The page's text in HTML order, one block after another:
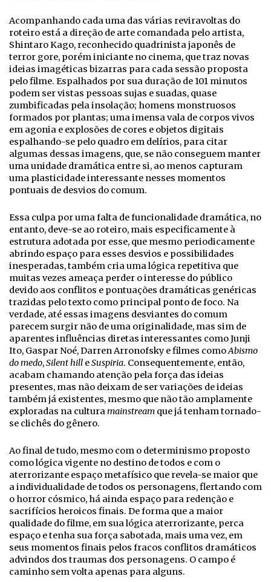
Acompanhando cada uma das várias reviravoltas do
roteiro está a direção de arte comandada pelo artista,
Shintaro Kago, reconhecido quadrinista japonês de
terror gore, porém iniciante no cinema, que traz novas
ideias imagéticas bizarras para cada sessão proposta
pelo filme. Espalhados por sua duração de 101 minutos
podem ser vistas pessoas sujas e suadas, quase
zumbificadas pela insolação; homens monstruosos
formados por plantas; uma imensa vala de corpos vivos
em agonia e explosões de cores e objetos digitais
espalhando-se pelo quadro em delírios, para citar
algumas dessas imagens, que, se não conseguem manter
uma unidade dramática entre si, ao menos capturam
uma plasticidade interessante nesses momentos
pontuais de desvios do comum.
Essa culpa por uma falta de funcionalidade dramática, no
entanto, deve-se ao roteiro, mais especificamente à
estrutura adotada por esse, que mesmo periodicamente
abrindo espaço para esses desvios e possibilidades
inesperadas, também cria uma lógica repetitiva que
muitas vezes ameaça perder o interesse do público
devido aos conflitos e pontuações dramáticas genéricas
trazidas pelo texto como principal ponto de foco. Na
verdade, até essas imagens desviantes do comum
parecem surgir não de uma originalidade, mas sim de
aparentes influências diretas interessantes como Junji
Ito, Gaspar Noé, Darren Arronofsky e filmes comoAbismo
do medo,Silent hill eSuspiria. Consequentemente, então,
acabam chamando atenção pela força das ideias
presentes, mas não deixam de ser variações de ideias
também já existentes, mesmo que não tão amplamente
exploradas na culturamainstream que já tenham tornado-
se clichês do gênero.
Ao final de tudo, mesmo com o determinismo proposto
como lógica vigente no destino de todos e com o
aterrorizante espaço metafísico que revela-se maior que
a individualidade de todos os personagens, flertando com
o horror cósmico, há ainda espaço para redenção e
sacrifícios heroicos finais. De forma que a maior
qualidade do filme, em sua lógica aterrorizante, perca
espaço e tenha sua força sabotada, mais uma vez, em
seus momentos finais pelos fracos conflitos dramáticos
advindos dos traumas dos personagens. O campo é
caminho sem volta apenas para alguns.